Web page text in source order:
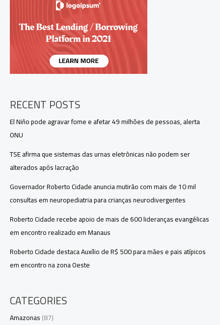
300
RECENT POSTS
El Niño pode agravar fome e afetar 49 milhões de pessoas, alerta
ONU
TSE afirma que sistemas das urnas eletrônicas não podem ser
alterados após lacração
Governador Roberto Cidade anuncia mutirão com mais de 10 mil
consultas em neuropediatria para crianças neurodivergentes
Roberto Cidade recebe apoio de mais de 600 lideranças evangélicas
em encontro realizado em Manaus
Roberto Cidade destaca Auxílio de R$ 500 para mães e pais atípicos
em encontro na zona Oeste
CATEGORIES
Amazonas(87)